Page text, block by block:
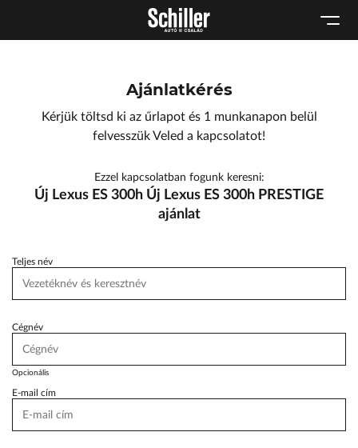
Lexus Pest
BYD Schiller
Geely Schiller
ŠKODA Schiller
Tesla Approved Body Shop
Karosszéria Centrum
Szerviz cserejárművek
Tesla Approved Body Shop
Ajánlatkérés
Kérjük töltsd ki az űrlapot és 1 munkanapon belül
felvesszük Veled a kapcsolatot!
Ezzel kapcsolatban fogunk keresni:
Új Lexus ES 300h Új Lexus ES 300h PRESTIGE
ajánlat
Teljes név
Cégnév
Opcionális
E-mail cím